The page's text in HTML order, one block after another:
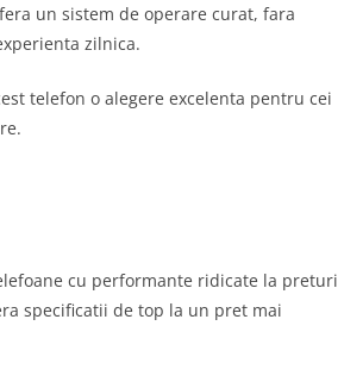
un sistem de operare curat, fara
zilnica.
telefon o alegere excelenta pentru cei
cu performante ridicate la preturi
specificatii de top la un pret mai
vacanta